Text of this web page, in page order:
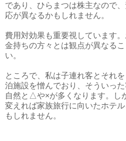
であり、ひらまつは株主なので
応が異なるかもしれません。
費用対効果も重要視しています
金持ちの方々とは観点が異なる
い。
ところで、私は子連れ客とそれ
泊施設を憎んでおり、そういっ
自然と△や×が多くなります。し
変えれば家族旅行に向いたホテ
もしれません。